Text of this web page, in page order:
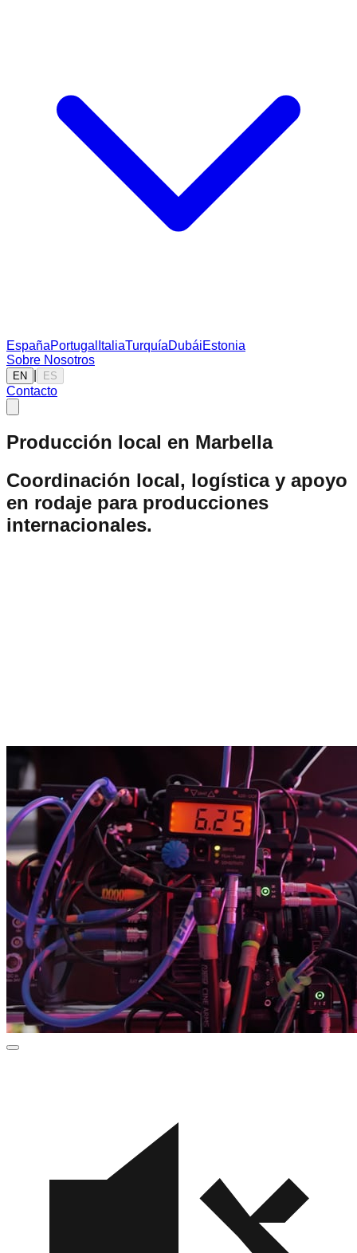
EspañaPortugal ItaliaTurquíaDubáiEstonia
Sobre Nosotros
EN ES
Contacto
Producción local en Marbella
Coordinación local, logística y apoyo
en rodaje para producciones
internacionales.